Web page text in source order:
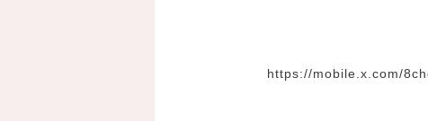
https://mobile.x.com/